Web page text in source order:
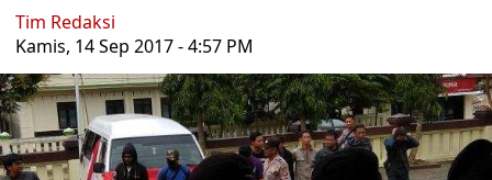
Tim Redaksi
Kamis, 14 Sep 2017 - 4:57 PM